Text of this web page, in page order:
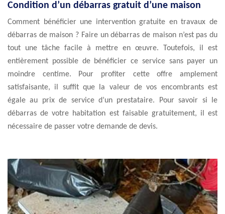
Condition d’un débarras gratuit d’une maison
Comment bénéficier une intervention gratuite en travaux de
débarras de maison ? Faire un débarras de maison n’est pas du
tout une tâche facile à mettre en œuvre. Toutefois, il est
entièrement possible de bénéficier ce service sans payer un
moindre centime. Pour profiter cette offre amplement
satisfaisante, il suffit que la valeur de vos encombrants est
égale au prix de service d’un prestataire. Pour savoir si le
débarras de votre habitation est faisable gratuitement, il est
nécessaire de passer votre demande de devis.